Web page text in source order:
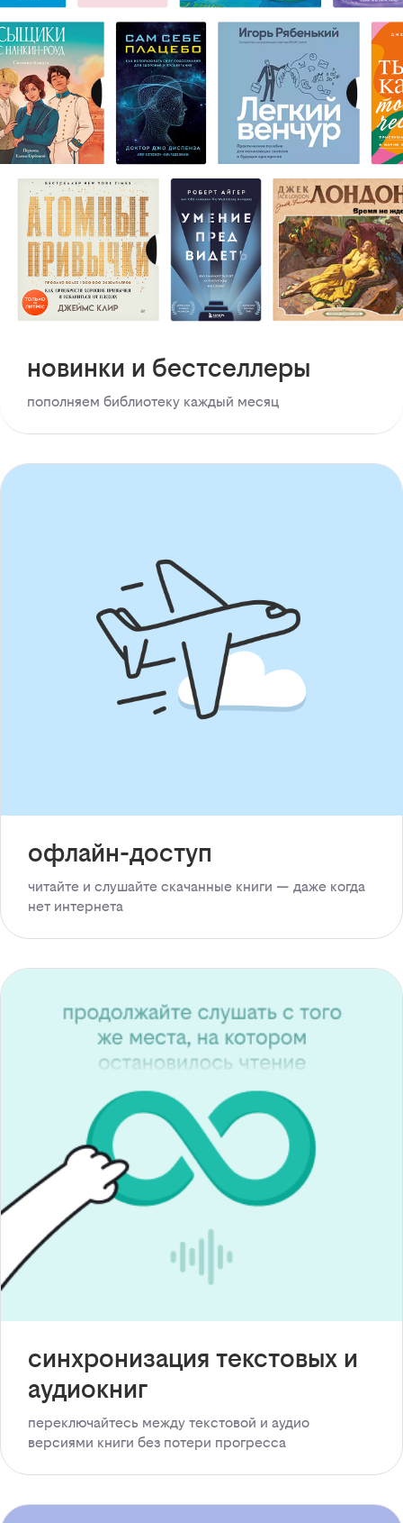
новинки и бестселлеры
пополняем библиотеку каждый месяц
офлайн-доступ
читайте и слушайте скачанные книги — даже когда
нет интернета
синхронизация текстовых и
аудиокниг
переключайтесь между текстовой и аудио
версиями книги без потери прогресса